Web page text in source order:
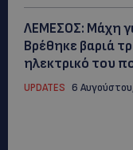
ΛΕΜΕΣΟΣ: Μάχη
Βρέθηκε βαριά
ηλεκτρικό του
UPDATES 6